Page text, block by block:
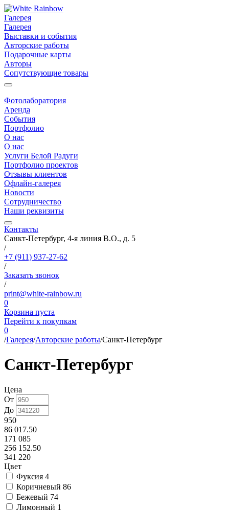
Галерея
Галерея
Выставки и события
Авторские работы
Подарочные карты
Авторы
Сопутствующие товары
Фотолаборатория
Аренда
События
Портфолио
О нас
О нас
Услуги Белой Радуги
Портфолио проектов
Отзывы клиентов
Офлайн-галерея
Новости
Сотрудничество
Наши реквизиты
Контакты
Санкт-Петербург, 4-я линия В.О., д. 5
/
+7 (911) 937-27-62
/
Заказать звонок
/
print@white-rainbow.ru
0
Корзина пуста
Перейти к покупкам
0
/Галерея/Авторские работы/Санкт-Петербург
Санкт-Петербург
Цена
От
До
950
86 017.50
171 085
256 152.50
341 220
Цвет
Фуксия 4
Коричневый 86
Бежевый 74
Лимонный 1